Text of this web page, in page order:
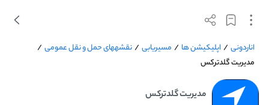
اناردونی / اپلیکیشن ها / مسیریابی /نقشه‎های حمل و نقل عمومی
/
مدیریت گلدترکس
مدیریت گلدترکس